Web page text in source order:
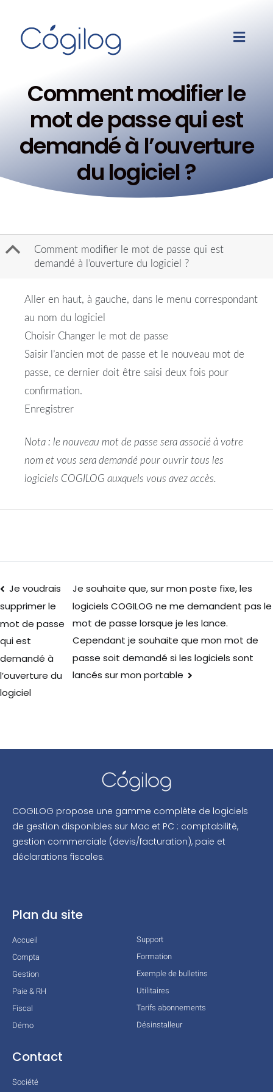
Comment modifier le
mot de passe qui est
demandé à l’ouverture
du logiciel ?
B
Comment modifier le mot de passe qui est
demandé à l’ouverture du logiciel ?
Aller en haut, à gauche, dans le menu correspondant
au nom du logiciel
Choisir Changer le mot de passe
Saisir l’ancien mot de passe et le nouveau mot de
passe, ce dernier doit être saisi deux fois pour
confirmation.
Enregistrer
Nota : le nouveau mot de passe sera associé à votre
nom et vous sera demandé pour ouvrir tous les
logiciels COGILOG auxquels vous avez accès.
Je voudrais
supprimer le
mot de passe
qui est
demandé à
l’ouverture du
logiciel
Je souhaite que, sur mon poste fixe, les
logiciels COGILOG ne me demandent pas le
mot de passe lorsque je les lance.
Cependant je souhaite que mon mot de
passe soit demandé si les logiciels sont
lancés sur mon portable
COGILOG propose une gamme complète de logiciels
de gestion disponibles sur Mac et PC : comptabilité,
gestion commerciale (devis/facturation), paie et
déclarations fiscales.
Plan du site
Accueil
Compta
Gestion
Paie & RH
Fiscal
Démo
Support
Formation
Exemple de bulletins
Utilitaires
Tarifs abonnements
Désinstalleur
Contact
Société